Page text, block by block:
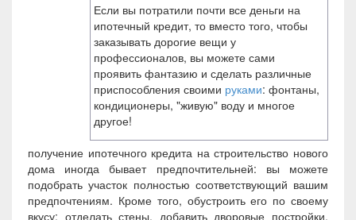
Если вы потратили почти все деньги на
ипотечный кредит, то вместо того, чтобы
заказывать дорогие вещи у
профессионалов, вы можете сами
проявить фантазию и сделать различные
приспособления своими руками: фонтаны,
кондиционеры, "живую" воду и многое
другое!
получение ипотечного кредита на строительство нового
дома иногда бывает предпочтительней: вы можете
подобрать участок полностью соответствующий вашим
предпочтениям. Кроме того, обустроить его по своему
вкусу: отделать стены, добавить дворовые постройки,